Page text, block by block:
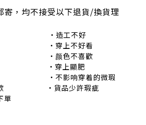
寄，均不接受以下退貨/換貨理
•造工不好
•穿上不好看
•颜色不喜歡
亮 •穿上顯肥
•不影响穿着的微瑕
喜歡 •貨品少許瑕疵
單